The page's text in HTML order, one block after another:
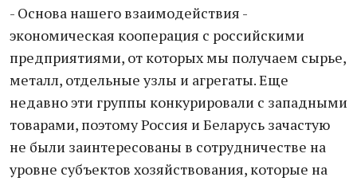
- Основа нашего взаимодействия -
экономическая кооперация с российскими
предприятиями, от которых мы получаем сырье,
металл, отдельные узлы и агрегаты. Еще
недавно эти группы конкурировали с западными
товарами, поэтому Россия и Беларусь зачастую
не были заинтересованы в сотрудничестве на
уровне субъектов хозяйствования, которые на